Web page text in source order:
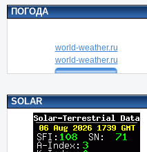
ПОГОДА
world-weather.ru
world-weather.ru
SOLAR